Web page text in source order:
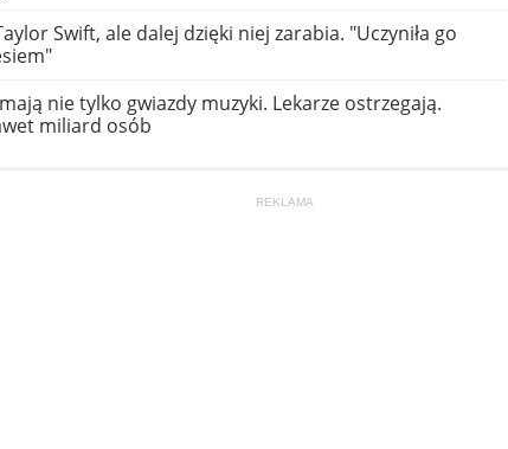
Swift, ale dalej dzięki niej zarabia. "Uczyniła go
nie tylko gwiazdy muzyki. Lekarze ostrzegają.
miliard osób
REKLAMA